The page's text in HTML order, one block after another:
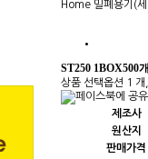
Home 밀폐용기(
ST250 1BOX500개
상품 선택옵션 1 개
제조사
원산지
판매가격